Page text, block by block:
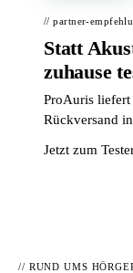
// partner-
Statt
zuhause
ProAuris liefert
Rückversand
Jetzt zum
// RUND UMS